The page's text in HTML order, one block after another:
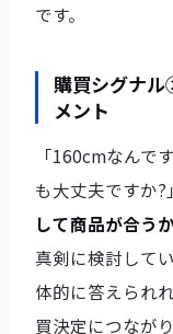
です。
購買シグナ
メント
「160cmなんで
も大丈夫ですか?
して商品が合う
真剣に検討して
体的に答えられ
買決定につなが